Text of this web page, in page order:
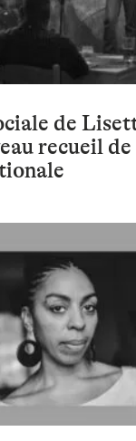
Lisette Lombé.
de
recueil
confortable